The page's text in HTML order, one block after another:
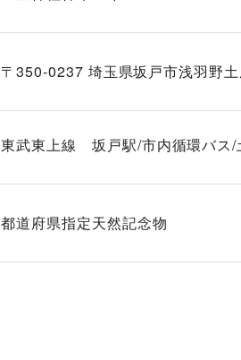
〒350-0237 埼玉県坂戸市浅羽野
東武東上線 坂戸駅/市内循環バス/
都道府県指定天然記念物